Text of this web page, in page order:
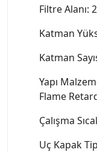
Filtre Alanı:
Katman
Katman
Yapı
Flame
Çalışma
Uç Kapak